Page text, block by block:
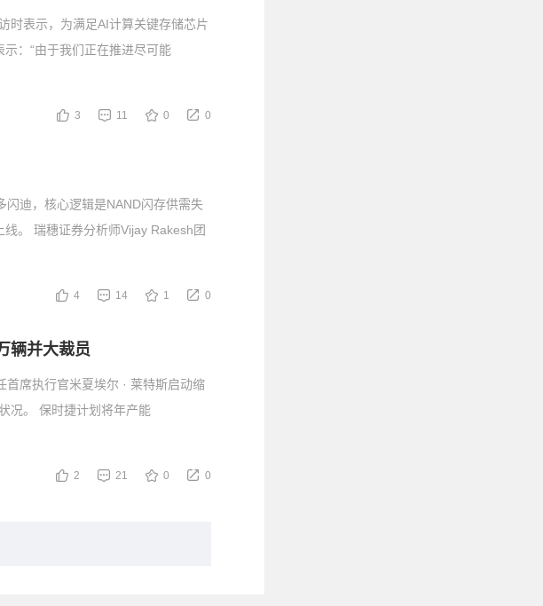
时表示，为满足AI计算关键存储芯片
：“由于我们正在推进尽可能
3 11 0 0
迪，核心逻辑是NAND闪存供需失
。 瑞穗证券分析师Vijay Rakesh团
4 14 1 0
辆并大裁员
席执行官米夏埃尔 · 莱特斯启动缩
况。 保时捷计划将年产能
2 21 0 0